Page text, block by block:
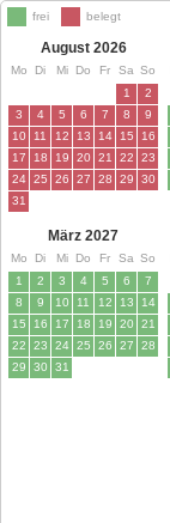
August 2026
Mo Di Mi Do Fr Sa So
1
2
3
4 5 6 7 8
9
10
11 12 13 14 15
16
17
18 19 20 21 22
23
24 25 26 27 28 29
30
31
März 2027
Mo Di Mi Do Fr Sa So
1
2 3 4 5 6
7
8
9 10 11 12 13
14
15
16 17 18 19 20
21
22
23 24 25 26 27
28
29
30 31
frei belegt